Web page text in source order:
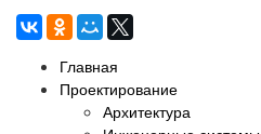
Главная
Проектирование
Архитектура